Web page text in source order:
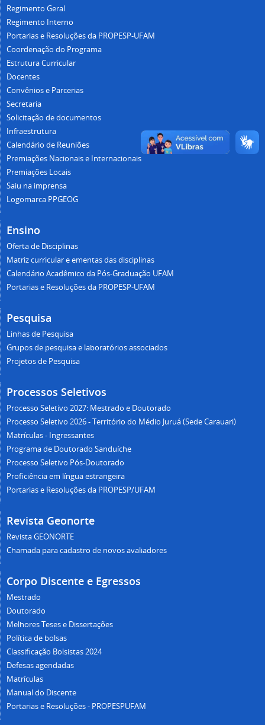
Regimento Geral
Regimento Interno
Portarias e Resoluções da PROPESP-UFAM
Coordenação do Programa
Estrutura Curricular
Docentes
Convênios e Parcerias
Secretaria
Solicitação de documentos
Infraestrutura
Calendário de Reuniões
Premiações Nacionais e Internacionais
Premiações Locais
Saiu na imprensa
Logomarca PPGEOG
Ensino
Oferta de Disciplinas
Matriz curricular e ementas das disciplinas
Calendário Acadêmico da Pós-Graduação UFAM
Portarias e Resoluções da PROPESP-UFAM
Pesquisa
Linhas de Pesquisa
Grupos de pesquisa e laboratórios associados
Projetos de Pesquisa
Processos Seletivos
Processo Seletivo 2027: Mestrado e Doutorado
Processo Seletivo 2026 - Território do Médio Juruá (Sede Carauari)
Matrículas - Ingressantes
Programa de Doutorado Sanduíche
Processo Seletivo Pós-Doutorado
Proficiência em língua estrangeira
Portarias e Resoluções da PROPESP/UFAM
Revista Geonorte
Revista GEONORTE
Chamada para cadastro de novos avaliadores
Corpo Discente e Egressos
Mestrado
Doutorado
Melhores Teses e Dissertações
Política de bolsas
Classificação Bolsistas 2024
Defesas agendadas
Matrículas
Manual do Discente
Portarias e Resoluções - PROPESPUFAM